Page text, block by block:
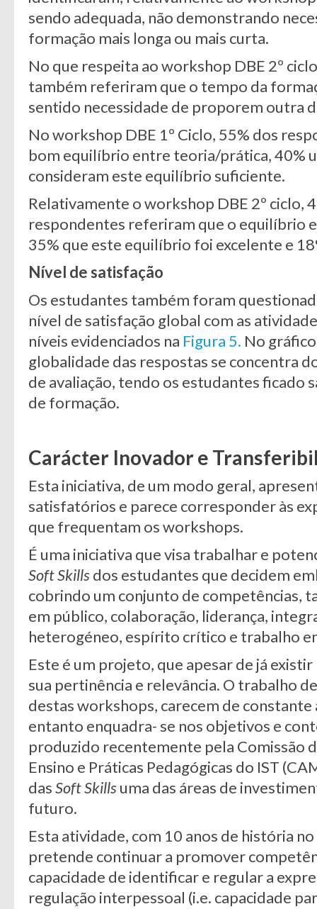
sendo adequada, não demonstrando
formação mais longa ou mais curta.
No que respeita ao workshop DBE 2º
também referiram que o tempo da
sentido necessidade de proporem outra
No workshop DBE 1º Ciclo, 55% dos
bom equilíbrio entre teoria/prática, 40%
consideram este equilíbrio suficiente.
Relativamente o workshop DBE 2º ciclo,
respondentes referiram que o equilíbrio
35% que este equilíbrio foi excelente e
Nível de satisfação
Os estudantes também foram
nível de satisfação global com as
níveis evidenciados na Figura 5. No
globalidade das respostas se concentra
de avaliação, tendo os estudantes ficado
de formação.
Carácter Inovador e
Esta iniciativa, de um modo geral,
satisfatórios e parece corresponder às
que frequentam os workshops.
É uma iniciativa que visa trabalhar e
Soft Skillsdos estudantes que decidem
cobrindo um conjunto de competências,
em público, colaboração, liderança,
heterogéneo, espírito crítico e trabalho
Este é um projeto, que apesar de já
sua pertinência e relevância. O trabalho
destas workshops, carecem de constante
entanto enquadra- se nos objetivos e
produzido recentemente pela Comissão
Ensino e Práticas Pedagógicas do IST
dasSoft Skillsuma das áreas de
futuro.
Esta atividade, com 10 anos de história
pretende continuar a promover
capacidade de identificar e regular a
regulação interpessoal (i.e. capacidade